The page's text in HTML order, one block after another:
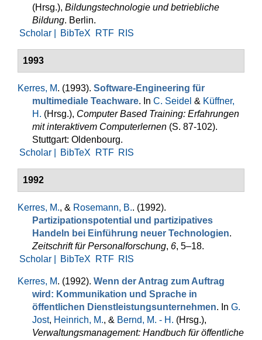
(Hrsg.), Bildungstechnologie und betriebliche
Bildung. Berlin.
Scholar |
BibTeX RTF RIS
1993
Kerres, M. (1993). Software-Engineering für
multimediale Teachware. In C. Seidel & Küffner,
H. (Hrsg.), Computer Based Training: Erfahrungen
mit inter­aktivem Computerlernen (S. 87-102).
Stuttgart: Oldenbourg.
Scholar |
BibTeX RTF RIS
1992
Kerres, M., & Rosemann, B.. (1992).
Partizipationspotential und partizipatives
Handeln bei Einführung neuer Tech­nologien.
Zeitschrift für Per­sonal­for­schung, 6, 5–18.
Scholar |
BibTeX RTF RIS
Kerres, M. (1992). Wenn der Antrag zum Auftrag
wird: Kommunikation und Sprache in
öffentlichen Dienstleistungsunternehmen. In G.
Jost, Heinrich, M., & Bernd, M. - H. (Hrsg.),
Verwaltungsmanagement: Handbuch für öffentliche